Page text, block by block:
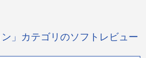
ン」カテゴリのソフトレビュー